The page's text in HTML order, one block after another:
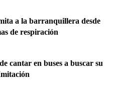
a la barranquillera desde
de respiración
cantar en buses a buscar su